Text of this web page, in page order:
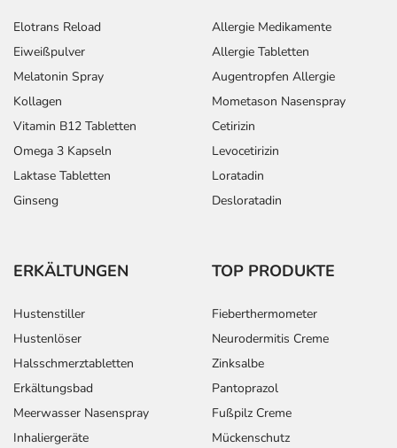
Elotrans Reload
Eiweißpulver
Melatonin Spray
Kollagen
Vitamin B12 Tabletten
Omega 3 Kapseln
Laktase Tabletten
Ginseng
Allergie Medikamente
Allergie Tabletten
Augentropfen Allergie
Mometason Nasenspray
Cetirizin
Levocetirizin
Loratadin
Desloratadin
ERKÄLTUNGEN
Hustenstiller
Hustenlöser
Halsschmerztabletten
Erkältungsbad
Meerwasser Nasenspray
Inhaliergeräte
TOP PRODUKTE
Fieberthermometer
Neurodermitis Creme
Zinksalbe
Pantoprazol
Fußpilz Creme
Mückenschutz